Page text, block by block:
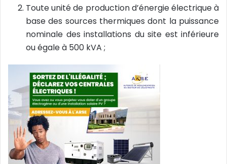
Toute unité de production d’énergie électrique à
base des sources thermiques dont la puissance
nominale des installations du site est inférieure
ou égale à 500 kVA ;